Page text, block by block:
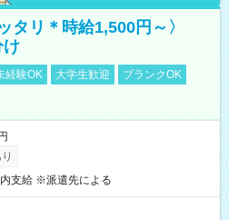
タリ＊時給1,500円～〉
け
経験OK 大学生歓迎
ブランクOK
支給 ※派遣先による